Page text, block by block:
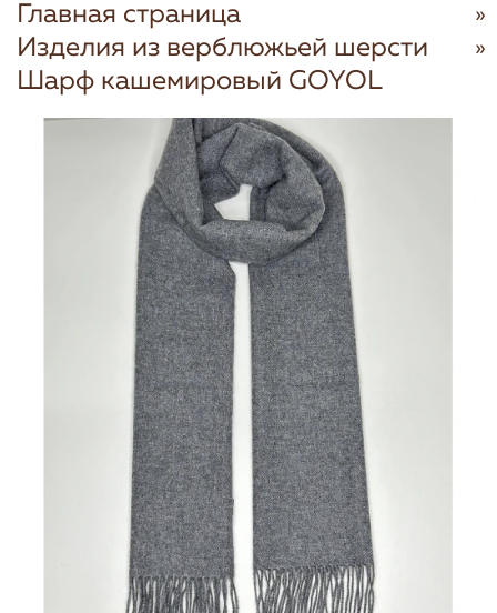
Главная страница
Изделия из верблюжьей шерсти
Шарф кашемировый GOYOL